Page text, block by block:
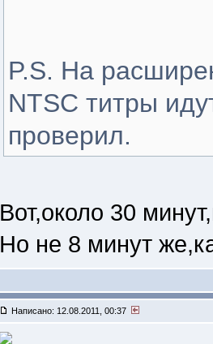
P.S. На
NTSC титры
проверил.
Вот,около 30
Но не 8 минут
Написано: 12.08.2011, 00:37